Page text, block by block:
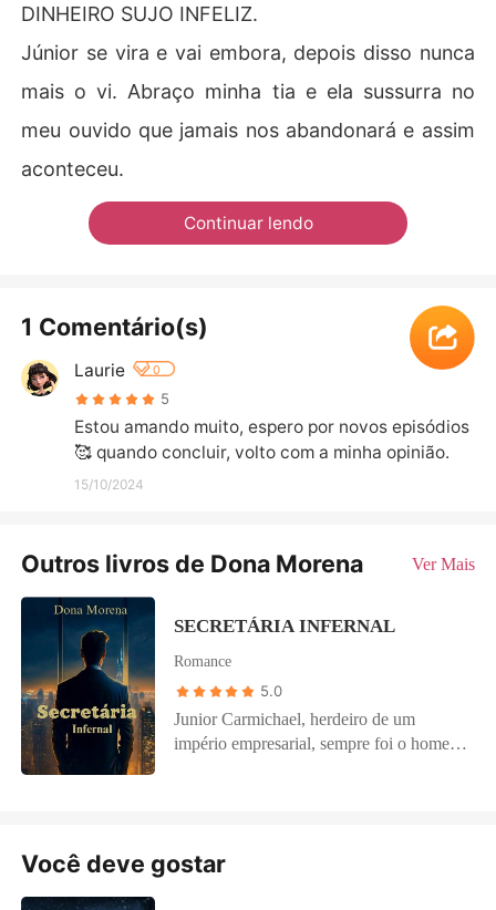
DINHEIRO SUJO INFELIZ.
Júnior se vira e vai embora, depois disso nunca
mais o vi. Abraço minha tia e ela sussurra no
meu ouvido que jamais nos abandonará e assim
aconteceu.
Continuar lendo
1 Comentário(s)
Laurie 0
5
Estou amando muito, espero por novos episódios
🥰 quando concluir, volto com a minha opinião.
15/10/2024
Outros livros de Dona Morena Ver Mais
SECRETÁRIA INFERNAL
Romance
5.0
Junior Carmichael, herdeiro de um
império empresarial, sempre foi o homem
noiva de um homem possessivo e prestes
Você deve gostar